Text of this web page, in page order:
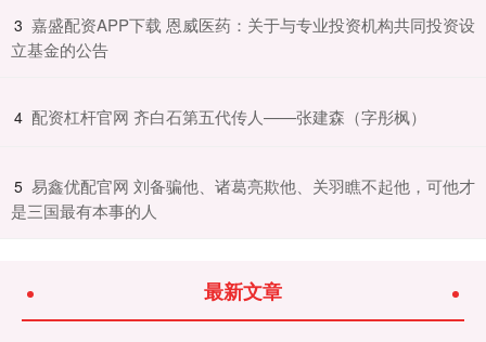
3 ​嘉盛配资APP下载 恩威医药：关于与专业投资机构共同投资设
立基金的公告
4 ​配资杠杆官网 齐白石第五代传人——张建森（字彤枫）
5 ​易鑫优配官网 刘备骗他、诸葛亮欺他、关羽瞧不起他，可他才
是三国最有本事的人
最新文章